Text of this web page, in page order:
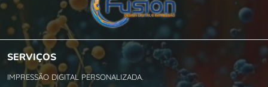
SERVIÇOS
IMPRESSÃO DIGITAL PERSONALIZADA.